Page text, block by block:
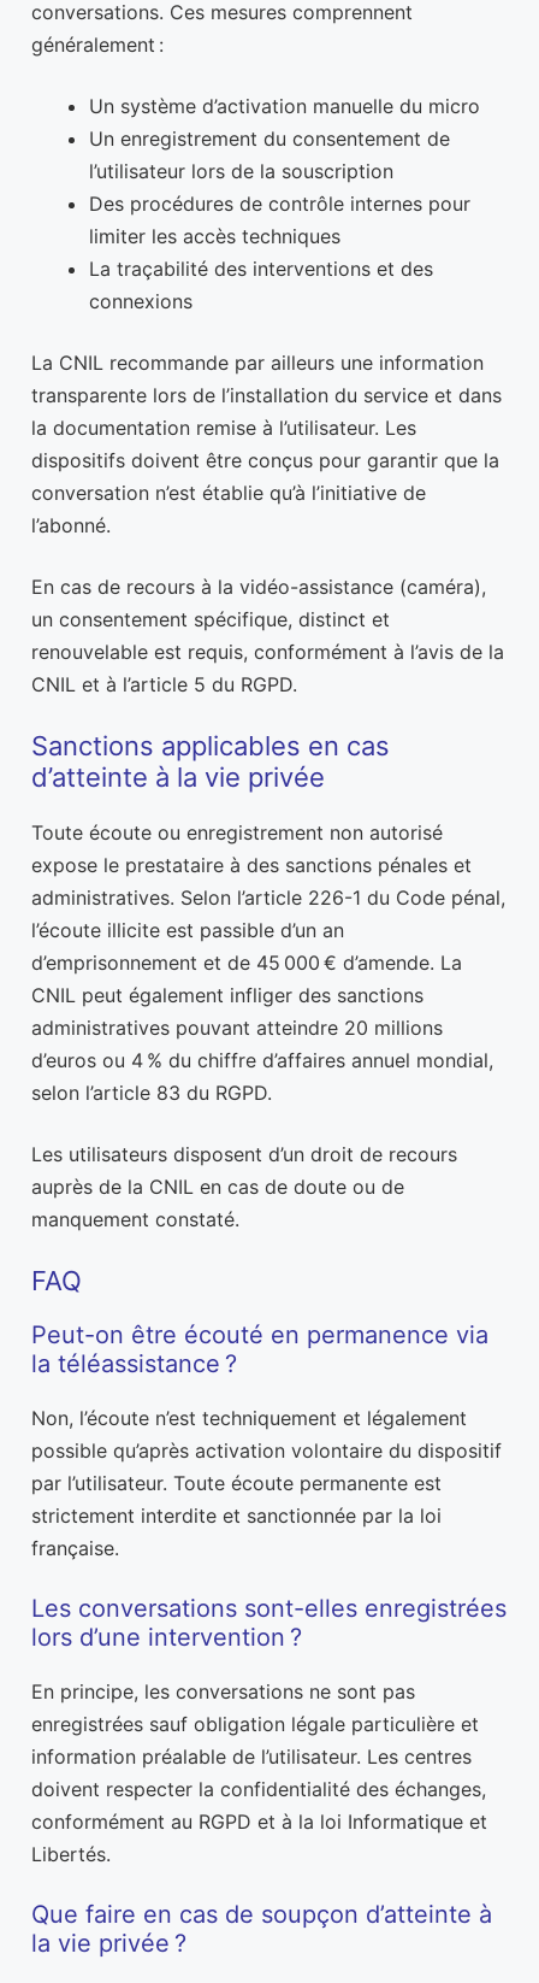
conversations. Ces mesures comprennent
généralement :
Un système d’activation manuelle du micro
Un enregistrement du consentement de
l’utilisateur lors de la souscription
Des procédures de contrôle internes pour
limiter les accès techniques
La traçabilité des interventions et des
connexions
La CNIL recommande par ailleurs une information
transparente lors de l’installation du service et dans
la documentation remise à l’utilisateur. Les
dispositifs doivent être conçus pour garantir que la
conversation n’est établie qu’à l’initiative de
l’abonné.
En cas de recours à la vidéo-assistance (caméra),
un consentement spécifique, distinct et
renouvelable est requis, conformément à l’avis de la
CNIL et à l’article 5 du RGPD.
Sanctions applicables en cas
d’atteinte à la vie privée
Toute écoute ou enregistrement non autorisé
expose le prestataire à des sanctions pénales et
administratives. Selon l’article 226-1 du Code pénal,
l’écoute illicite est passible d’un an
d’emprisonnement et de 45 000 € d’amende. La
CNIL peut également infliger des sanctions
administratives pouvant atteindre 20 millions
d’euros ou 4 % du chiffre d’affaires annuel mondial,
selon l’article 83 du RGPD.
Les utilisateurs disposent d’un droit de recours
auprès de la CNIL en cas de doute ou de
manquement constaté.
FAQ
Peut-on être écouté en permanence via
la téléassistance ?
Non, l’écoute n’est techniquement et légalement
possible qu’après activation volontaire du dispositif
par l’utilisateur. Toute écoute permanente est
strictement interdite et sanctionnée par la loi
française.
Les conversations sont-elles enregistrées
lors d’une intervention ?
En principe, les conversations ne sont pas
enregistrées sauf obligation légale particulière et
information préalable de l’utilisateur. Les centres
doivent respecter la confidentialité des échanges,
conformément au RGPD et à la loi Informatique et
Libertés.
Que faire en cas de soupçon d’atteinte à
la vie privée ?